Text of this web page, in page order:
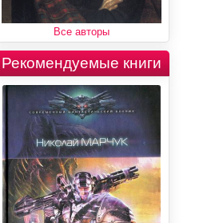
Все авторы
Рекомендуемые книги